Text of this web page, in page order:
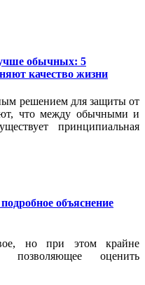
обычных: 5
качество жизни
решением для защиты от
что между обычными и
принципиальная
объяснение
но при этом крайне
позволяющее оценить